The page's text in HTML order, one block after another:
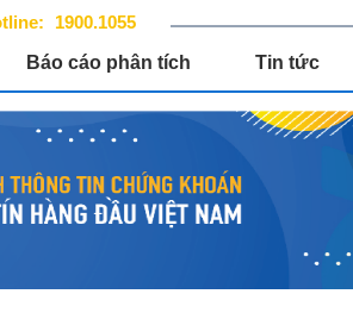
1900.1055
Báo cáo phân tích Tin tức